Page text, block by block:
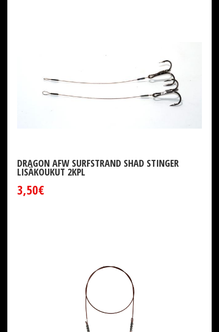
DRAGON AFW SURFSTRAND SHAD STINGER
LISÄKOUKUT 2KPL
3,50€